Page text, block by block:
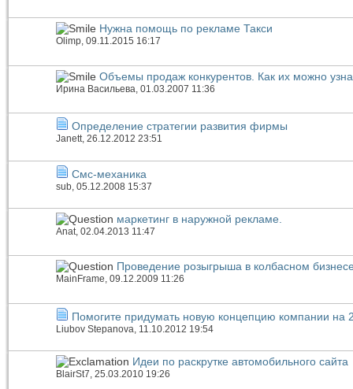
Нужна помощь по рекламе Такси
Olimp, 09.11.2015 16:17
Объемы продаж конкурентов. Как их можно
Ирина Васильева , 01.03.2007 11:36
Определение стратегии развития фирмы
Janett, 26.12.2012 23:51
Смс-механика
sub , 05.12.2008 15:37
маркетинг в наружной рекламе.
Anat, 02.04.2013 11:47
Проведение розыгрыша в колбасном
MainFrame, 09.12.2009 11:26
Помогите придумать новую концепцию компании на
Liubov Stepanova, 11.10.2012 19:54
Идеи по раскрутке автомобильного сайта
BlairSt7, 25.03.2010 19:26